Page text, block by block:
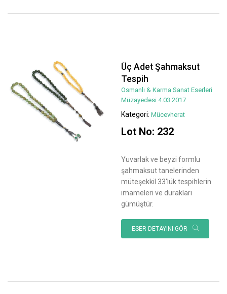
Üç Adet Şahmaksut
Tespih
Osmanlı & Karma Sanat Eserleri
Müzayedesi 4.03.2017
Kategori: Mücevherat
Lot No: 232
Yuvarlak ve beyzi formlu
şahmaksut tanelerinden
müteşekkil 33‘lük tespihlerin
imameleri ve durakları
gümüştür.
ESER DETAYINI GÖR